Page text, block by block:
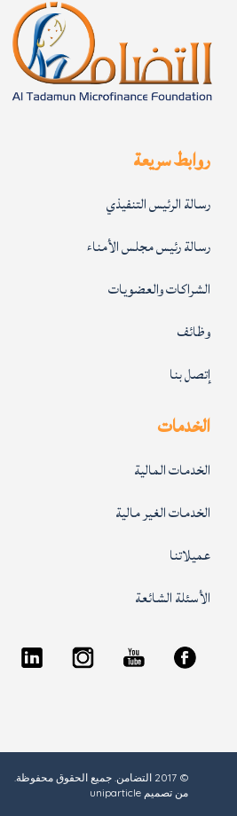
روابط سريعة
رسالة الرئيس التنفيذي
رسالة رئيس مجلس الأمناء
الشراكات والعضويات
وظائف
إتصل بنا
الخدمات
الخدمات المالية
الخدمات الغير مالية
عميلاتنا
الأسئلة الشائعة
© 2017 التضامن. جميع الحقوق محفوظة.
من تصميم uniparticle